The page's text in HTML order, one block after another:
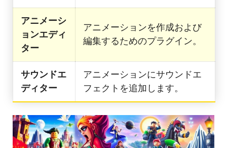
アニメーシ
ョンエディ
ター
アニメーションを作成および
編集するためのプラグイン。
サウンドエ
ディター
アニメーションにサウンドエ
フェクトを追加します。